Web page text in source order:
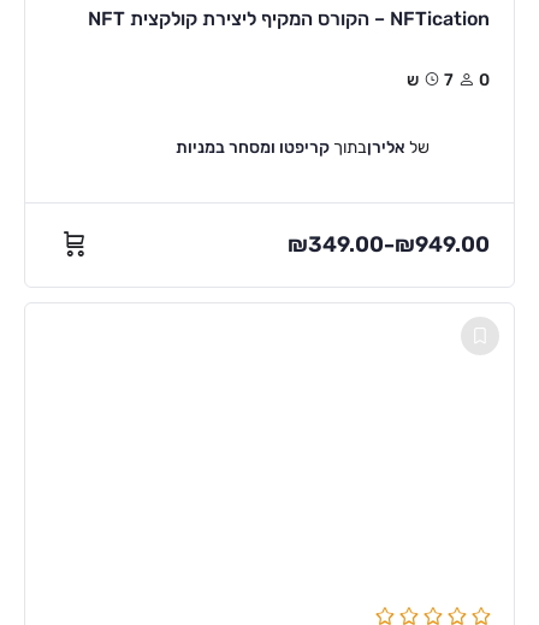
NFTication – הקורס המקיף ליצירת קולקצית NFT
0 7ש
של אלירןבתוך קריפטו ומסחר במניות
₪349.00–₪949.00